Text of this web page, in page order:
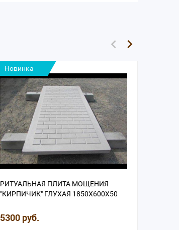
РИТУАЛЬНАЯ ПЛИТА МОЩЕНИЯ
"КИРПИЧИК" ГЛУХАЯ 1850Х600Х50
5300 руб.
Новинка